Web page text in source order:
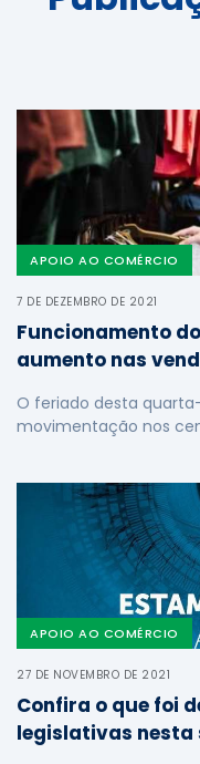
APOIO AO COMÉRCIO
7 DE DEZEMBRO DE 2021
Funcionamento
aumento nas
O feriado desta
movimentação nos
APOIO AO COMÉRCIO
27 DE NOVEMBRO DE 2021
Confira o que foi
legislativas nesta